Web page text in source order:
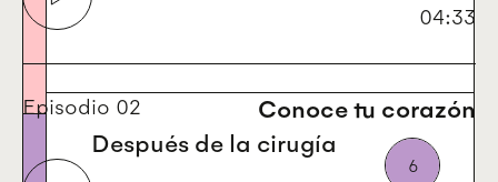
Preparación
Después de la cirugía
6
04:33
02 Conoce tu corazón